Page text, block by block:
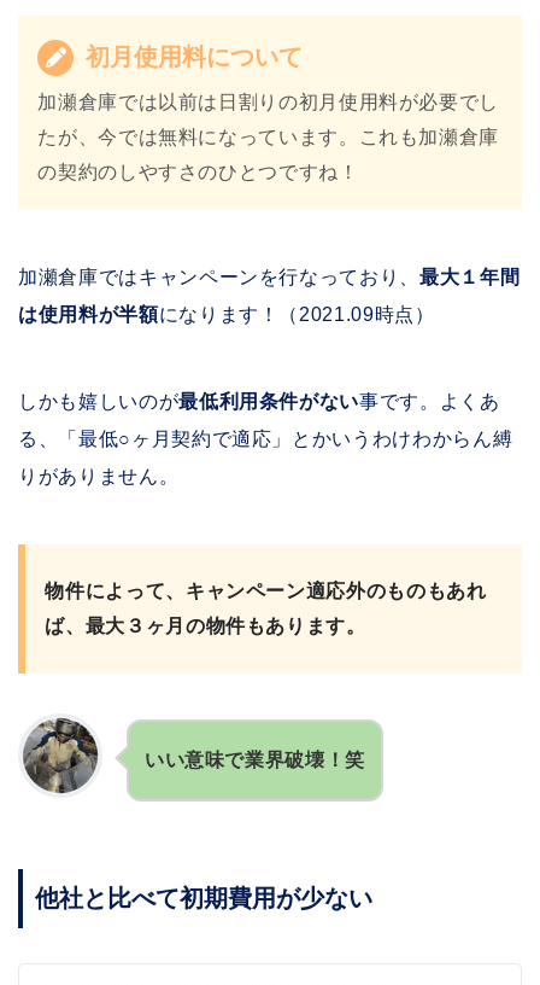
初月使用料について
加瀬倉庫では以前は日割りの初月使用料が必要でし
たが、今では無料になっています。これも加瀬倉庫
の契約のしやすさのひとつですね！
加瀬倉庫ではキャンペーンを行なっており、最大１年間
は使用料が半額になります！（2021.09時点）
しかも嬉しいのが最低利用条件がない事です。よくあ
る、「最低○ヶ月契約で適応」とかいうわけわからん縛
りがありません。
物件によって、キャンペーン適応外のものもあれ
ば、最大３ヶ月の物件もあります。
いい意味で業界破壊！笑
他社と比べて初期費用が少ない